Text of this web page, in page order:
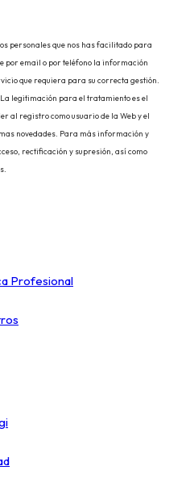
personales que nos has facilitado para
por email o por teléfono la información
que requiera para su correcta gestión.
legitimación para el tratamiento es el
al registro como usuario de la Web y el
novedades. Para más información y
rectificación y supresión, así como
Profesional